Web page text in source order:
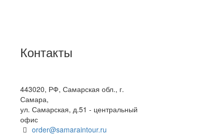
Контакты
443020, РФ, Самарская обл., г.
Самара,
ул. Самарская, д.51 - центральный
офис
order@samaraintour.ru